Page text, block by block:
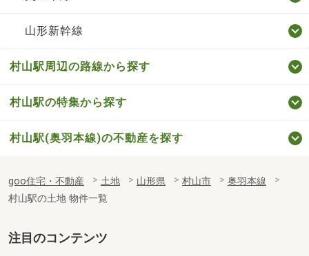
山形新幹線
村山駅周辺の路線から探す
村山駅の特集から探す
村山駅(奥羽本線)の不動産を探す
goo住宅・不動産 土地 山形県 村山市
奥羽本線
村山駅の土地 物件一覧
注目のコンテンツ